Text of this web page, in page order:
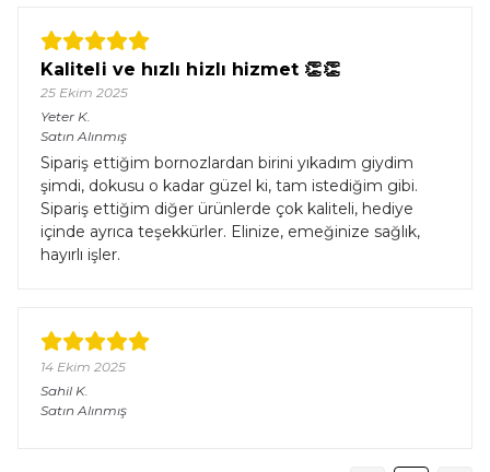
Kaliteli ve hızlı hizlı hizmet 👏👏
25 Ekim 2025
Yeter K.
Satın Alınmış
Sipariş ettiğim bornozlardan birini yıkadım giydim
şimdi, dokusu o kadar güzel ki, tam istediğim gibi.
Sipariş ettiğim diğer ürünlerde çok kaliteli, hediye
içinde ayrıca teşekkürler. Elinize, emeğinize sağlık,
hayırlı işler.
14 Ekim 2025
Sahil K.
Satın Alınmış